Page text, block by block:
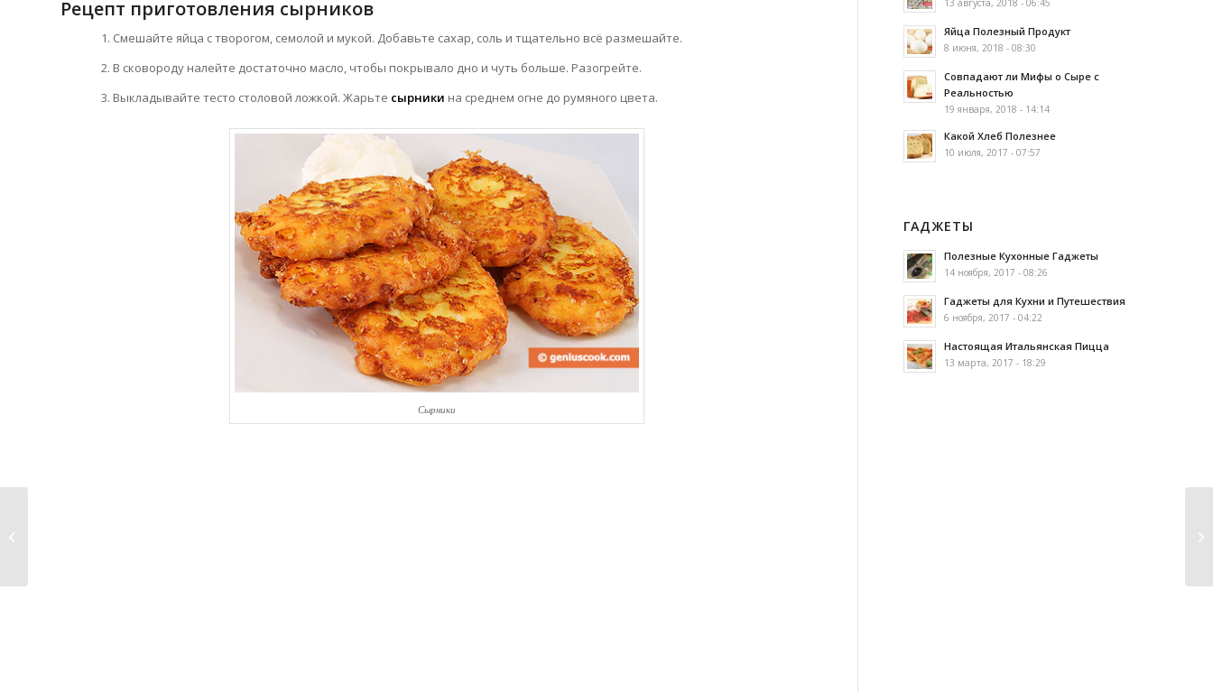
Рецепт приготовления сырников
Смешайте яйца с творогом, семолой и мукой. Добавьте сахар, соль и тщательно всё размешайте.
В сковороду налейте достаточно масло, чтобы покрывало дно и чуть больше. Разогрейте.
Выкладывайте тесто столовой ложкой. Жарьте сырники на среднем огне до румяного цвета.
Сырники
13 августа, 2018 - 06:45
Яйца Полезный Продукт
8 июня, 2018 - 08:30
Совпадают ли Мифы о Сыре с
Реальностью
19 января, 2018 - 14:14
Какой Хлеб Полезнее
10 июля, 2017 - 07:57
ГАДЖЕТЫ
Полезные Кухонные Гаджеты
14 ноября, 2017 - 08:26
Гаджеты для Кухни и Путешествия
6 ноября, 2017 - 04:22
Настоящая Итальянская Пицца
13 марта, 2017 - 18:29